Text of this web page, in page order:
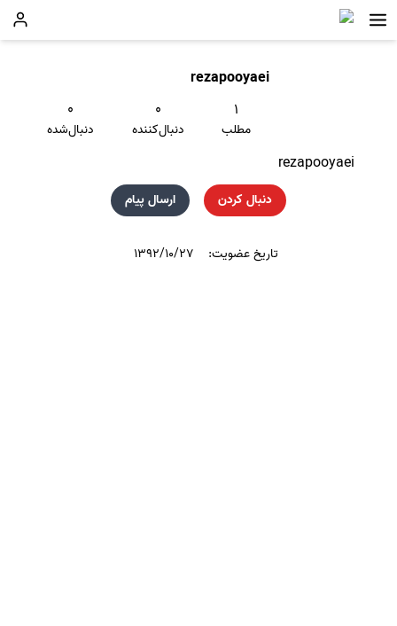
rezapooyaei
۱
مطلب
۰
دنبال‌کننده
۰
دنبال‌شده
rezapooyaei
دنبال کردن ارسال پیام
تاریخ عضویت: ۱۳۹۲/۱۰/۲۷